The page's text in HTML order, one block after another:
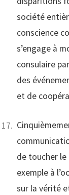
société
conscience
s’engage à
consulaire
des
et de
de toucher le
exemple à
sur la vérité